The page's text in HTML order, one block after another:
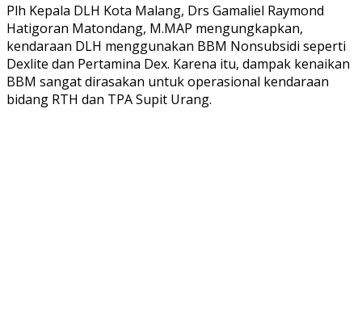
Plh Kepala DLH Kota Malang, Drs Gamaliel Raymond
Hatigoran Matondang, M.MAP mengungkapkan,
kendaraan DLH menggunakan BBM Nonsubsidi seperti
Dexlite dan Pertamina Dex. Karena itu, dampak kenaikan
BBM sangat dirasakan untuk operasional kendaraan
bidang RTH dan TPA Supit Urang.